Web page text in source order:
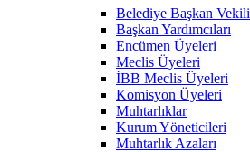
Belediye Başkan Vekili
Başkan Yardımcıları
Encümen Üyeleri
Meclis Üyeleri
İBB Meclis Üyeleri
Komisyon Üyeleri
Muhtarlıklar
Kurum Yöneticileri
Muhtarlık Azaları